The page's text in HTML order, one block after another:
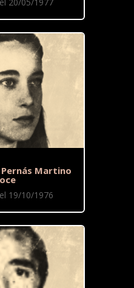
20/05/1977
Pernás Martino
19/10/1976